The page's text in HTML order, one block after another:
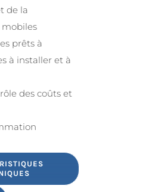
de la
prêts à
à installer et à
des coûts et